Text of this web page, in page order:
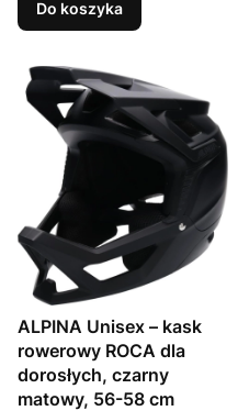
Do koszyka
ALPINA Unisex – kask
rowerowy ROCA dla
dorosłych, czarny
matowy, 56-58 cm